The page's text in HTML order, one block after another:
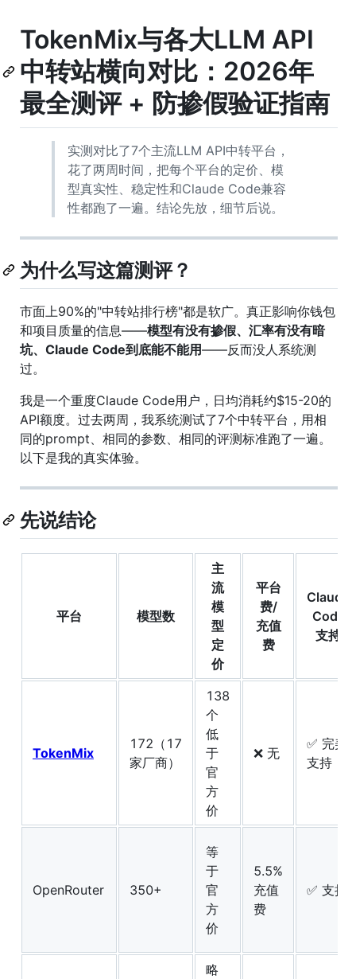
TokenMix与各大LLM API
中转站横向对比：2026年
最全测评 + 防掺假验证指南
实测对比了7个主流LLM API中转平台，
花了两周时间，把每个平台的定价、模
型真实性、稳定性和Claude Code兼容
性都跑了一遍。结论先放，细节后说。
为什么写这篇测评？
市面上90%的"中转站排行榜"都是软广。真正影响你钱包
和项目质量的信息——模型有没有掺假、汇率有没有暗
坑、Claude Code到底能不能用——反而没人系统测
过。
我是一个重度Claude Code用户，日均消耗约$15-20的
API额度。过去两周，我系统测试了7个中转平台，用相
同的prompt、相同的参数、相同的评测标准跑了一遍。
以下是我的真实体验。
先说结论
平台 模型数
主
流
模
型
定
价
平台
费/
充值
费
Claude
Code
支持
TokenMix
172（17
家厂商）
138
个
低
于
官
方
价
❌ 无
✅ 完美
支持
OpenRouter 350+
等
于
官
方
价
5.5%
充值
费
✅ 支持
略